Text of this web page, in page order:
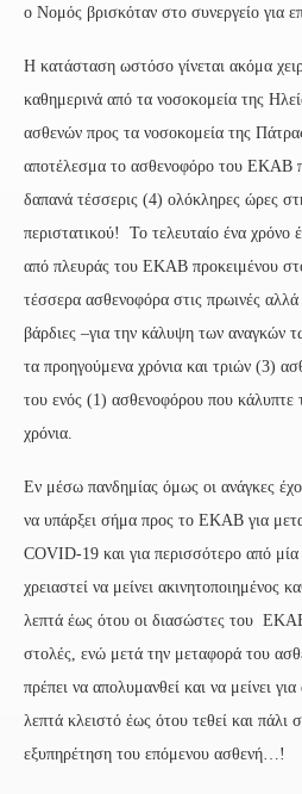
ο Νομός βρισκόταν στο συνεργείο για
Η κατάσταση ωστόσο γίνεται ακόμα
καθημερινά από τα νοσοκομεία της
ασθενών προς τα νοσοκομεία της
αποτέλεσμα το ασθενοφόρο του ΕΚΑΒ
δαπανά τέσσερις (4) ολόκληρες ώρες
περιστατικού! Το τελευταίο ένα χρόνο
από πλευράς του ΕΚΑΒ προκειμένου
τέσσερα ασθενοφόρα στις πρωινές αλλά
βάρδιες –για την κάλυψη των αναγκών
τα προηγούμενα χρόνια και τριών (3)
του ενός (1) ασθενοφόρου που κάλυπτε
χρόνια.
Εν μέσω πανδημίας όμως οι ανάγκες
να υπάρξει σήμα προς το ΕΚΑΒ για
COVID-19 και για περισσότερο από
χρειαστεί να μείνει ακινητοποιημένος
λεπτά έως ότου οι διασώστες του ΕΚΑΒ
στολές, ενώ μετά την μεταφορά του
πρέπει να απολυμανθεί και να μείνει
λεπτά κλειστό έως ότου τεθεί και πάλι
εξυπηρέτηση του επόμενου ασθενή…!